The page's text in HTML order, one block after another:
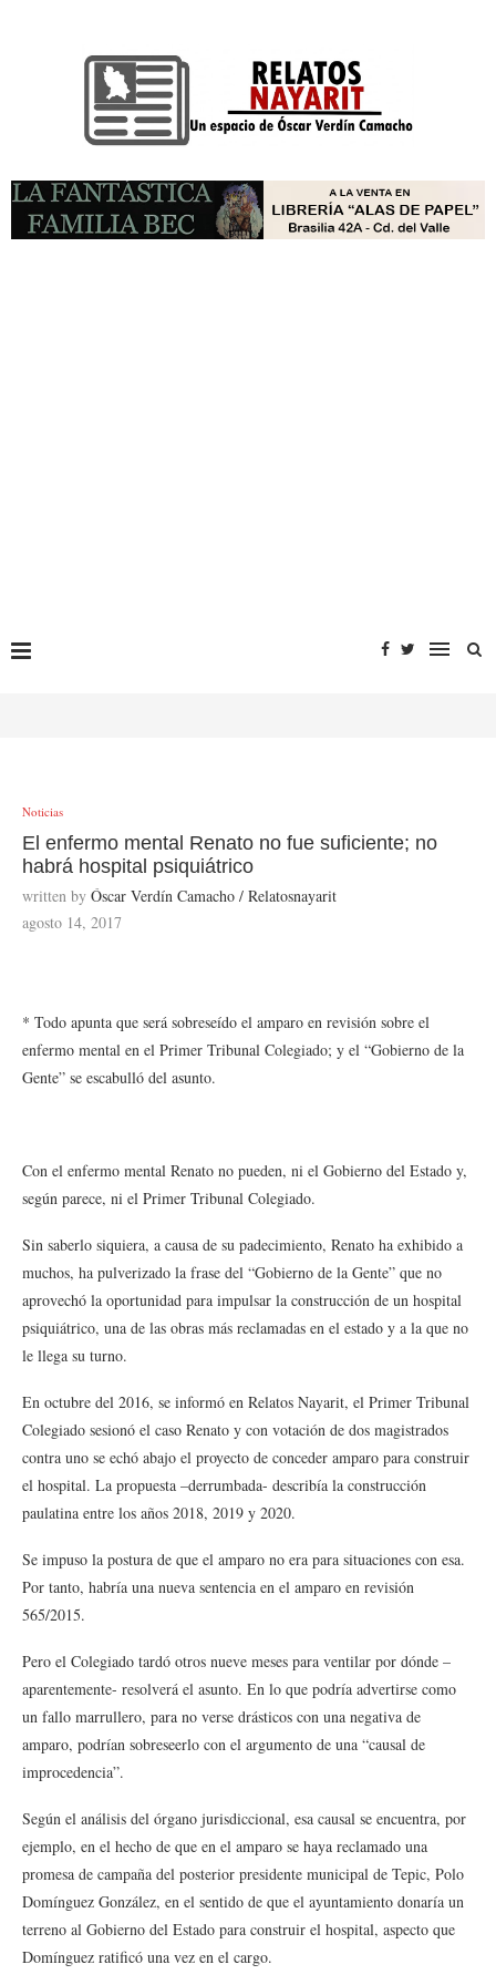
Noticias
El enfermo mental Renato no fue suficiente; no
habrá hospital psiquiátrico
written by Óscar Verdín Camacho / Relatosnayarit
agosto 14, 2017
* Todo apunta que será sobreseído el amparo en revisión sobre el
enfermo mental en el Primer Tribunal Colegiado; y el “Gobierno de la
Gente” se escabulló del asunto.
Con el enfermo mental Renato no pueden, ni el Gobierno del Estado y,
según parece, ni el Primer Tribunal Colegiado.
Sin saberlo siquiera, a causa de su padecimiento, Renato ha exhibido a
muchos, ha pulverizado la frase del “Gobierno de la Gente” que no
aprovechó la oportunidad para impulsar la construcción de un hospital
psiquiátrico, una de las obras más reclamadas en el estado y a la que no
le llega su turno.
En octubre del 2016, se informó en Relatos Nayarit, el Primer Tribunal
Colegiado sesionó el caso Renato y con votación de dos magistrados
contra uno se echó abajo el proyecto de conceder amparo para construir
el hospital. La propuesta –derrumbada- describía la construcción
paulatina entre los años 2018, 2019 y 2020.
Se impuso la postura de que el amparo no era para situaciones con esa.
Por tanto, habría una nueva sentencia en el amparo en revisión
565/2015.
Pero el Colegiado tardó otros nueve meses para ventilar por dónde –
aparentemente- resolverá el asunto. En lo que podría advertirse como
un fallo marrullero, para no verse drásticos con una negativa de
amparo, podrían sobreseerlo con el argumento de una “causal de
improcedencia”.
Según el análisis del órgano jurisdiccional, esa causal se encuentra, por
ejemplo, en el hecho de que en el amparo se haya reclamado una
promesa de campaña del posterior presidente municipal de Tepic, Polo
Domínguez González, en el sentido de que el ayuntamiento donaría un
terreno al Gobierno del Estado para construir el hospital, aspecto que
Domínguez ratificó una vez en el cargo.